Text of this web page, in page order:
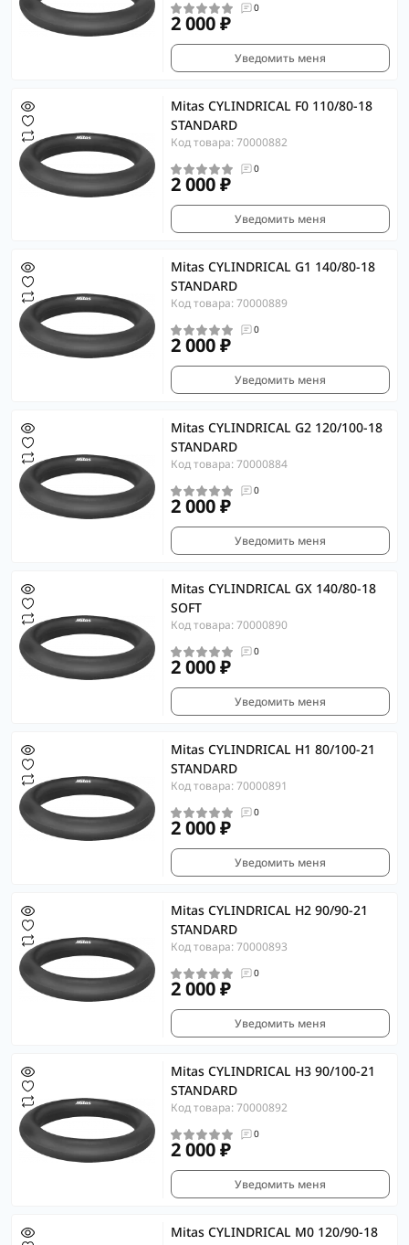
0
2 000 ₽
Уведомить меня
Mitas CYLINDRICAL F0 110/80-18
STANDARD
Код товара: 70000882
0
2 000 ₽
Уведомить меня
Mitas CYLINDRICAL G1 140/80-18
STANDARD
Код товара: 70000889
0
2 000 ₽
Уведомить меня
Mitas CYLINDRICAL G2 120/100-18
STANDARD
Код товара: 70000884
0
2 000 ₽
Уведомить меня
Mitas CYLINDRICAL GX 140/80-18
SOFT
Код товара: 70000890
0
2 000 ₽
Уведомить меня
Mitas CYLINDRICAL H1 80/100-21
STANDARD
Код товара: 70000891
0
2 000 ₽
Уведомить меня
Mitas CYLINDRICAL H2 90/90-21
STANDARD
Код товара: 70000893
0
2 000 ₽
Уведомить меня
Mitas CYLINDRICAL H3 90/100-21
STANDARD
Код товара: 70000892
0
2 000 ₽
Уведомить меня
Mitas CYLINDRICAL M0 120/90-18